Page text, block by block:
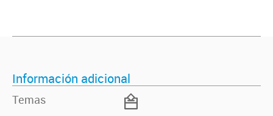
Información adicional
Temas